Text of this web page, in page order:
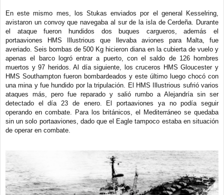
En este mismo mes, los Stukas enviados por el general Kesselring,
avistaron un convoy que navegaba al sur de la isla de Cerdeña. Durante
el ataque fueron hundidos dos buques cargueros, además el
portaaviones HMS Illustrious que llevaba aviones para Malta, fue
averiado. Seis bombas de 500 Kg hicieron diana en la cubierta de vuelo y
apenas el barco logró entrar a puerto, con el saldo de 126 hombres
muertos y 97 heridos. Al día siguiente, los cruceros HMS Gloucester y
HMS Southampton fueron bombardeados y este último luego chocó con
una mina y fue hundido por la tripulación. El HMS Illustrious sufrió varios
ataques más, pero fue reparado y salió rumbo a Alejandría sin ser
detectado el día 23 de enero. El portaaviones ya no podía seguir
operando en combate. Para los británicos, el Mediterráneo se quedaba
sin un solo portaaviones, dado que el Eagle tampoco estaba en situación
de operar en combate.